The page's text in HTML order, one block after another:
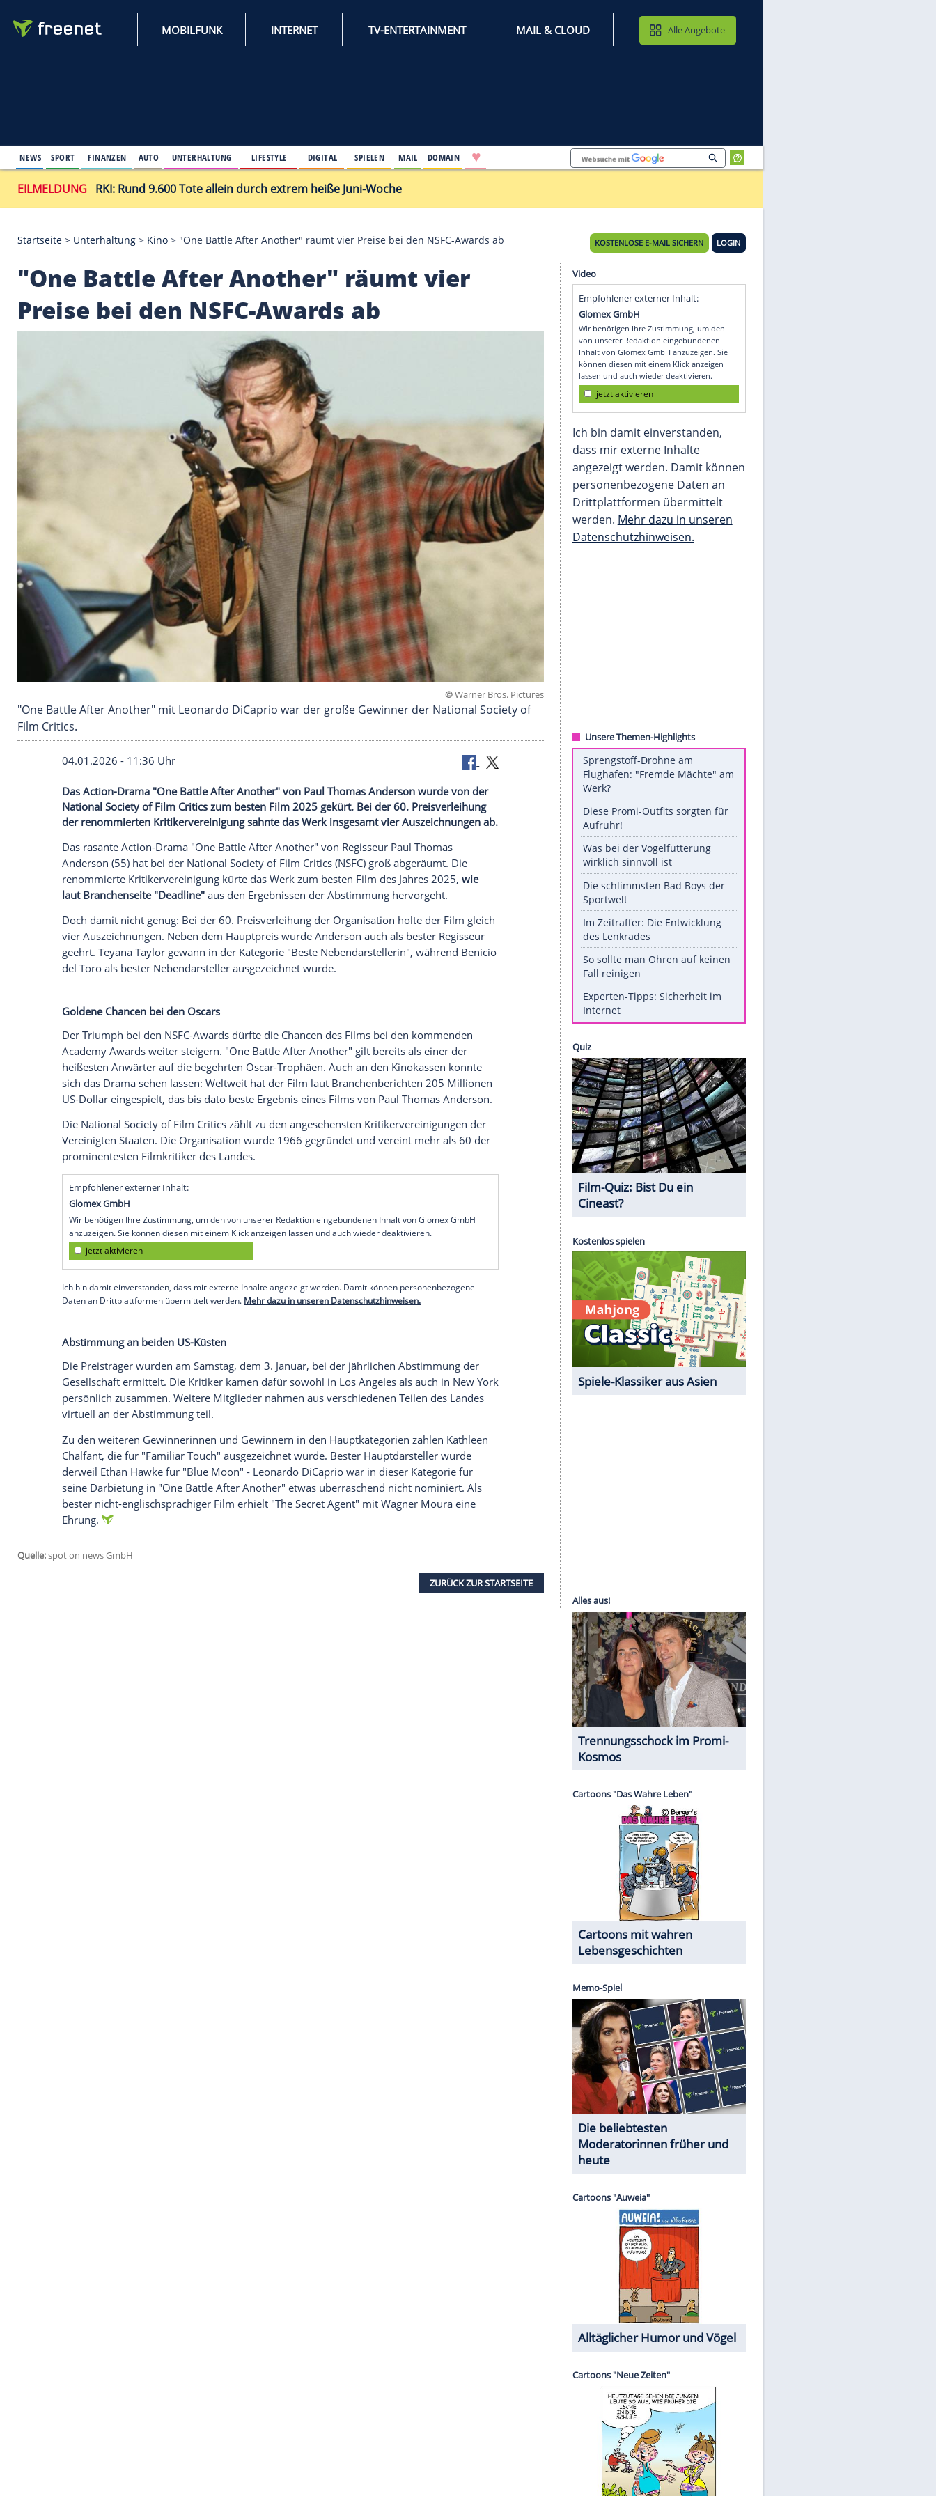
MOBILFUNK INTERNET TV-ENTERTAINMENT MAIL & CLOUD
NEWS SPORT FINANZEN AUTO UNTERHALTUNG LIFESTYLE DIGITAL
Startseite >Unterhaltung >Kino >"One Battle After Another" räumt vier Preise bei den NSFC-Awards ab
"One Battle After Another" räumt vier
Preise bei den NSFC-Awards ab
Warner Bros. Pictures
"One Battle After Another" mit Leonardo DiCaprio war der große Gewinner der National Society of
Film Critics.
04.01.2026 - 11:36 Uhr
Das Action-Drama "One Battle After Another" von Paul Thomas Anderson wurde von der
National Society of Film Critics zum besten Film 2025 gekürt. Bei der 60. Preisverleihung
der renommierten Kritikervereinigung sahnte das Werk insgesamt vier Auszeichnungen ab.
Das rasante Action-Drama "One Battle After Another" von Regisseur Paul Thomas
Anderson (55) hat bei der National Society of Film Critics (NSFC) groß abgeräumt. Die
renommierte Kritikervereinigung kürte das Werk zum besten Film des Jahres 2025,
wie
laut Branchenseite "Deadline"aus den Ergebnissen der Abstimmung hervorgeht.
Doch damit nicht genug: Bei der 60. Preisverleihung der Organisation holte der Film gleich
vier Auszeichnungen. Neben dem Hauptpreis wurde Anderson auch als bester Regisseur
geehrt. Teyana Taylor gewann in der Kategorie "Beste Nebendarstellerin", während Benicio
Goldene Chancen bei den Oscars
Der Triumph bei den NSFC-Awards dürfte die Chancen des Films bei den kommenden
Academy Awards weiter steigern. "One Battle After Another" gilt bereits als einer der
heißesten Anwärter auf die begehrten Oscar-Trophäen. Auch an den Kinokassen konnte
sich das Drama sehen lassen: Weltweit hat der Film laut Branchenberichten 205 Millionen
US-Dollar eingespielt, das bis dato beste Ergebnis eines Films von Paul Thomas Anderson.
Die National Society of Film Critics zählt zu den angesehensten Kritikervereinigungen der
Vereinigten Staaten. Die Organisation wurde 1966 gegründet und vereint mehr als 60 der
prominentesten Filmkritiker des Landes.
Glomex GmbH
Wir benötigen Ihre Zustimmung, um den von unserer Redaktion eingebundenen Inhalt von Glomex GmbH
anzuzeigen. Sie können diesen mit einem Klick anzeigen lassen und auch wieder deaktivieren.
jetzt aktivieren
Ich bin damit einverstanden, dass mir externe Inhalte angezeigt werden. Damit können personenbezogene
Die Preisträger wurden am Samstag, dem 3. Januar, bei der jährlichen Abstimmung der
Gesellschaft ermittelt. Die Kritiker kamen dafür sowohl in Los Angeles als auch in New York
persönlich zusammen. Weitere Mitglieder nahmen aus verschiedenen Teilen des Landes
Zu den weiteren Gewinnerinnen und Gewinnern in den Hauptkategorien zählen Kathleen
seine Darbietung in "One Battle After Another" etwas überraschend nicht nominiert. Als
ZURÜCK ZUR STARTSEITE
Video
Empfohlener externer Inhalt:
Glomex GmbH
von unserer Redaktion eingebundenen
Inhalt von Glomex GmbH anzuzeigen. Sie
können diesen mit einem Klick anzeigen
lassen und auch wieder deaktivieren.
jetzt aktivieren
Ich bin damit einverstanden,
dass mir externe Inhalte
Unsere Themen-Highlights
Sprengstoff-Drohne am
Flughafen: "Fremde Mächte" am
Werk?
Aufruhr!
Was bei der Vogelfütterung
Die schlimmsten Bad Boys der
Sportwelt
Im Zeitraffer: Die Entwicklung
des Lenkrades
So sollte man Ohren auf keinen
Fall reinigen
Internet
Quiz
Spiele-Klassiker aus Asien
Alles aus!
Trennungsschock im Promi-
Kosmos
Cartoons mit wahren
Lebensgeschichten
Memo-Spiel